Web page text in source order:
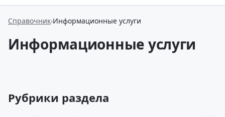
Справочник Информационные услуги
Информационные услуги
Рубрики раздела